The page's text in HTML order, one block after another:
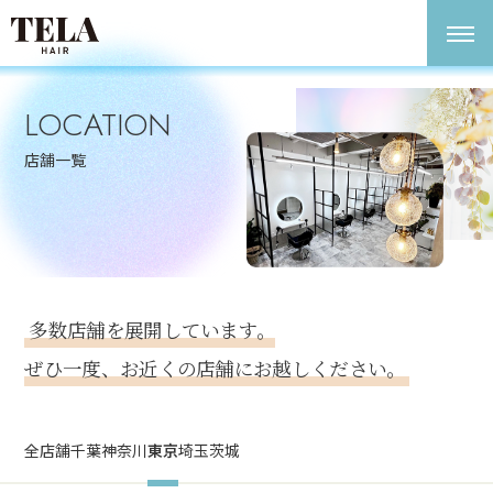
LOCATION
店舗一覧
多数店舗を展開しています。
ぜひ一度、お近くの店舗にお越しください。
全店舗千葉神奈川東京埼玉茨城